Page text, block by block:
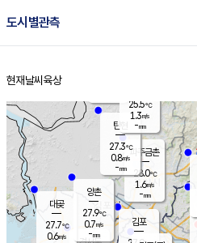
도시별관측
홈
현재날씨 육상
파주금촌
28.0℃
1.6m/s
-mm
대곶
27.7℃
0.6m/s
탄현
27.3℃
0.8m/s
-mm
김포
양촌
27.9℃
0.7m/s
-mm
25.5℃
1.3m/s
-mm